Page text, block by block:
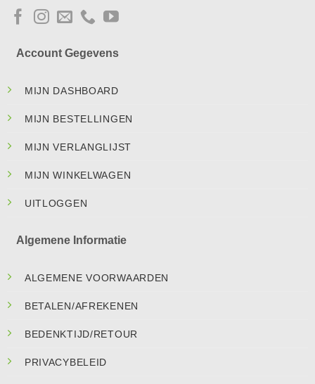
Account Gegevens
MIJN DASHBOARD
MIJN BESTELLINGEN
MIJN VERLANGLIJST
MIJN WINKELWAGEN
UITLOGGEN
Algemene Informatie
ALGEMENE VOORWAARDEN
BETALEN/AFREKENEN
BEDENKTIJD/RETOUR
PRIVACYBELEID